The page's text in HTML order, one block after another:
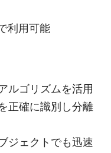
利用可能
ルゴリズムを活用
正確に識別し分離
ジェクトでも迅速